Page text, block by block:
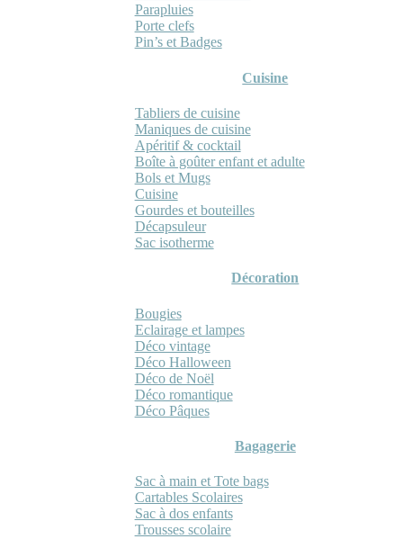
Parapluies
Porte clefs
Pin’s et Badges
Cuisine
Tabliers de cuisine
Maniques de cuisine
Apéritif & cocktail
Boîte à goûter enfant et adulte
Bols et Mugs
Cuisine
Gourdes et bouteilles
Décapsuleur
Sac isotherme
Décoration
Bougies
Eclairage et lampes
Déco vintage
Déco Halloween
Déco de Noël
Déco romantique
Déco Pâques
Bagagerie
Sac à main et Tote bags
Cartables Scolaires
Sac à dos enfants
Trousses scolaire